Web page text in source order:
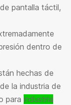
pantalla táctil,
dentro de
hechas de
la industria de
para industria